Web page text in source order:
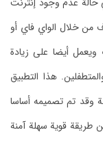
من خلال الواي فاي أو
ويعمل أيضا على زيادة
هذا التطبيق
وقد تم تصميمه أساسا
طريقة قوية سهلة آمنة